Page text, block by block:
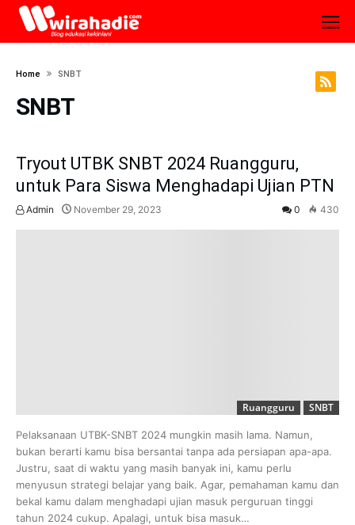
Home SNBT
SNBT
Tryout UTBK SNBT 2024 Ruangguru,
untuk Para Siswa Menghadapi Ujian PTN
Admin November 29, 2023 0 430
Ruangguru SNBT
Pelaksanaan UTBK-SNBT 2024 mungkin masih lama. Namun,
bukan berarti kamu bisa bersantai tanpa ada persiapan apa-apa.
Justru, saat di waktu yang masih banyak ini, kamu perlu
menyusun strategi belajar yang baik. Agar, pemahaman kamu dan
bekal kamu dalam menghadapi ujian masuk perguruan tinggi
tahun 2024 cukup. Apalagi, untuk bisa masuk…